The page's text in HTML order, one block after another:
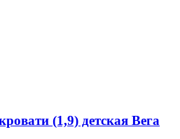
(1,9) детская Вега